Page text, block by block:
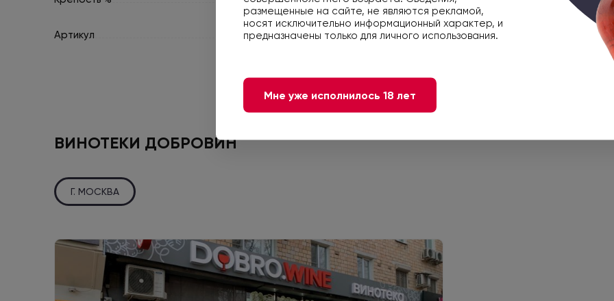
Артикул 3438910865087
ВИНОТЕКИ ДОБРОВИН
Г. МОСКВА
размещенные на сайте, не являются рекламой,
носят исключительно информационный характер, и
предназначены только для личного использования.
Мне уже исполнилось 18 лет